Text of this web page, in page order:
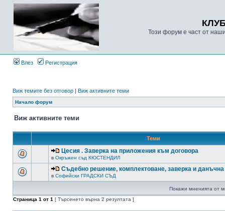
Този форум е част от
Влез Регистрация
Виж темите без отговор | Виж активните теми
Начало форум
Виж активните теми
Теми
Цесия . Заверка на приложения към договора
в Окръжен съд КЮСТЕНДИЛ
Съдебно решение, комплектоване, заверка и данъчна
в Софийски ГРАДСКИ СЪД
Покажи мненията от
Страница 1 от 1 [ Търсенето върна 2 резултата ]